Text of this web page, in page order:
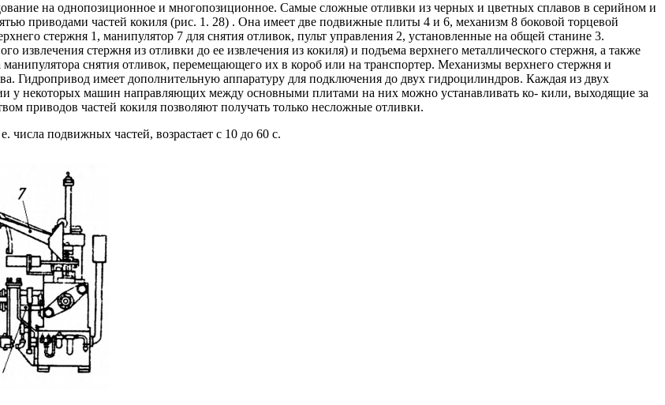
на однопозиционное и многопозиционное. Самые сложные отливки из черных и цветных сплавов в серийном и
приводами частей кокиля (рис. 1. 28) . Она имеет две подвижные плиты 4 и 6, механизм 8 боковой торцевой
стержня 1, манипулятор 7 для снятия отливок, пульт управления 2, установленные на общей станине 3.
извлечения стержня из отливки до ее извлечения из кокиля) и подъема верхнего металлического стержня, а также
снятия отливок, перемещающего их в короб или на транспортер. Механизмы верхнего стержня и
Гидропривод имеет дополнительную аппаратуру для подключения до двух гидроцилиндров. Каждая из двух
у некоторых машин направляющих между основными плитами на них можно устанавливать ко- кили, выходящие за
приводов частей кокиля позволяют получать только несложные отливки.
подвижных частей, возрастает с 10 до 60 с.